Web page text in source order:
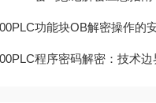
功能块OB解密操作的
程序密码解密：技术边界与合法路